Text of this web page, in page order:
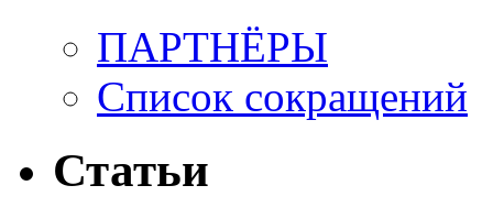
ПАРТНЁРЫ
Список сокращений
Статьи